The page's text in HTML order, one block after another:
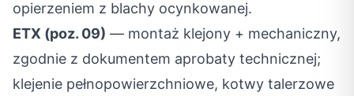
opierzeniem z blachy ocynkowanej.
ETX (poz. 09) — montaż klejony + mechaniczny,
zgodnie z dokumentem aprobaty technicznej;
klejenie pełnopowierzchniowe, kotwy talerzowe